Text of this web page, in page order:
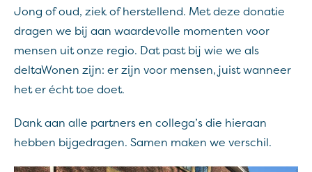
Jong of oud, ziek of herstellend. Met deze donatie
dragen we bij aan waardevolle momenten voor
mensen uit onze regio. Dat past bij wie we als
deltaWonen zijn: er zijn voor mensen, juist wanneer
het er écht toe doet.
Dank aan alle partners en collega’s die hieraan
hebben bijgedragen. Samen maken we verschil.